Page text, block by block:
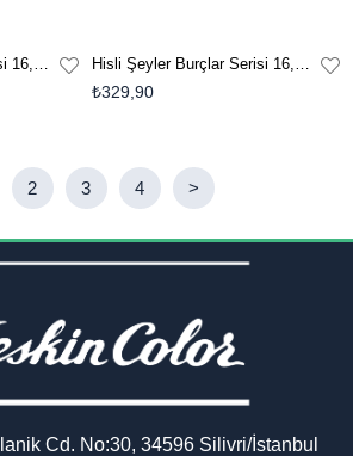
Hisli Şeyler Burçlar Serisi 16,5x22,5 Çizgili Spiralli Stickerli Defter - Kıskanç Demeyelim De Tutkulu Diyelim Hisli Şeyler Burçlar Serisi 16,5x22,5 Çizgili Spiralli Stickerli Defter - Kararsız Demeyelim De Çok Yönlü Diyelim
₺329,90
2 3 4 >
Cd. No:30, 34596 Silivri/İstanbul